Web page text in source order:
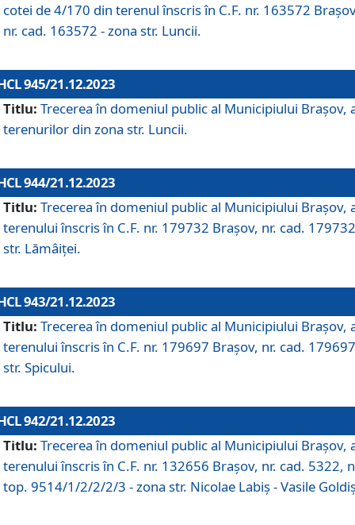
cotei de 4/170 din terenul înscris în C.F. nr. 163572
nr. cad. 163572 - zona str. Luncii.
945/21.12.2023
Titlu: Trecerea în domeniul public al Municipiului Braşov,
terenurilor din zona str. Luncii.
944/21.12.2023
Titlu: Trecerea în domeniul public al Municipiului Braşov,
terenului înscris în C.F. nr. 179732 Brașov, nr. cad.
str. Lămâiței.
943/21.12.2023
Titlu: Trecerea în domeniul public al Municipiului Braşov,
terenului înscris în C.F. nr. 179697 Brașov, nr. cad.
str. Spicului.
942/21.12.2023
Titlu: Trecerea în domeniul public al Municipiului Braşov,
terenului înscris în C.F. nr. 132656 Brașov, nr. cad. 5322,
top. 9514/1/2/2/2/3 - zona str. Nicolae Labiș - Vasile